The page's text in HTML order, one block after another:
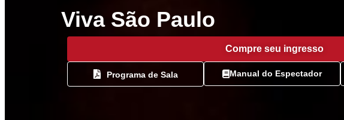
Viva São Paulo
Compre seu ingresso
Programa de Sala Manual do Espectador